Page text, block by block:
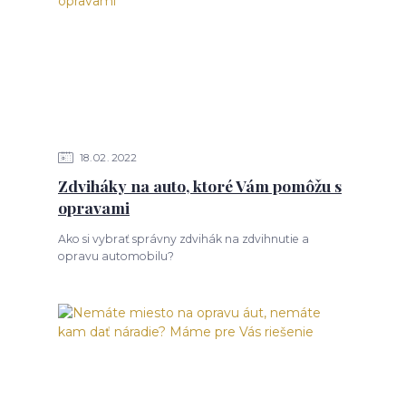
18 02 2022
Zdviháky na auto, ktoré Vám pomôžu s
opravami
Ako si vybrať správny zdvihák na zdvihnutie a
opravu automobilu?